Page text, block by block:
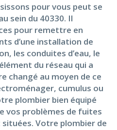
pour vous peut se
sein du 40330. Il
pour remettre en
d’une installation de
les conduites d’eau, le
du réseau qui a
changé au moyen de ce
cumulus ou
plombier bien équipé
vos problèmes de fuites
situées. Votre plombier de